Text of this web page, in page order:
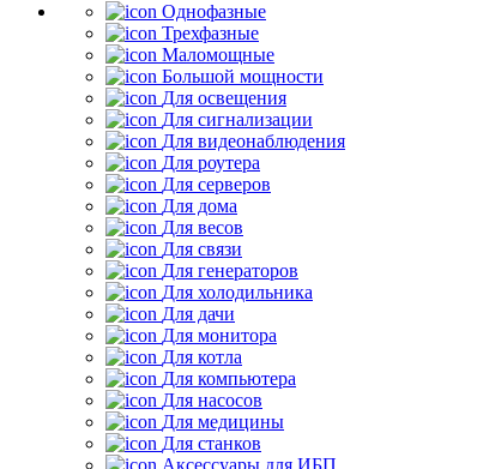
Однофазные
Трехфазные
Маломощные
Большой мощности
Для освещения
Для сигнализации
Для видеонаблюдения
Для роутера
Для серверов
Для дома
Для весов
Для связи
Для генераторов
Для холодильника
Для дачи
Для монитора
Для котла
Для компьютера
Для насосов
Для медицины
Для станков
Аксессуары для ИБП